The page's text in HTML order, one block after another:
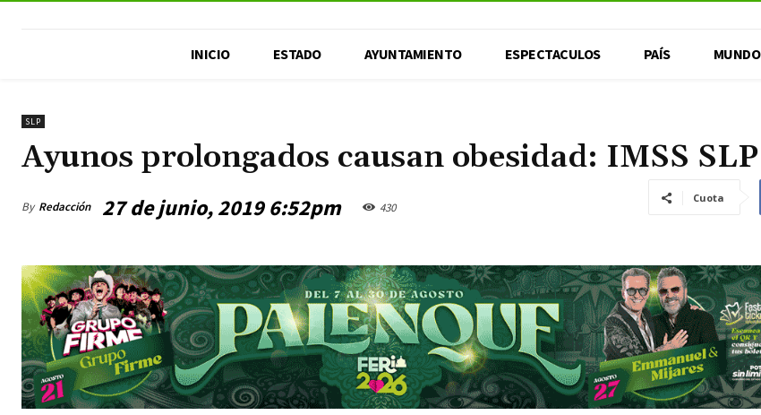
INICIO ESTADO AYUNTAMIENTO ESPECTACULOS PAÍS MUNDO
SLP
Ayunos prolongados causan obesidad: IMSS SLP
By Redacción 27 de junio, 2019 6:52pm 430
Cuota